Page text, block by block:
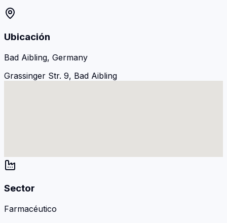
Ubicación
Bad Aibling, Germany
Grassinger Str. 9, Bad Aibling
Sector
Farmacéutico